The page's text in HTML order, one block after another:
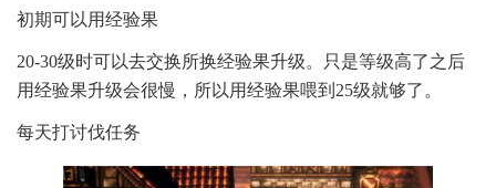
初期可以用经验果
20-30级时可以去交换所换经验果升级。只是等级高了之后
用经验果升级会很慢，所以用经验果喂到25级就够了。
每天打讨伐任务